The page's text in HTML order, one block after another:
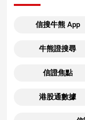
信搜牛熊 App
牛熊證搜尋
信證焦點
港股通數據